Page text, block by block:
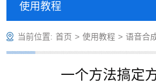
使用教程
当前位置: 首页 > 使用教程 > 语音合
一个方法搞定